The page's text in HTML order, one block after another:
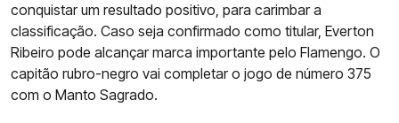
conquistar um resultado positivo, para carimbar a
classificação. Caso seja confirmado como titular, Everton
Ribeiro pode alcançar marca importante pelo Flamengo. O
capitão rubro-negro vai completar o jogo de número 375
com o Manto Sagrado.